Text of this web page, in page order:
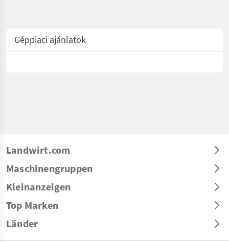
Géppiaci ajánlatok
Landwirt.com
Maschinengruppen
Kleinanzeigen
Top Marken
Länder